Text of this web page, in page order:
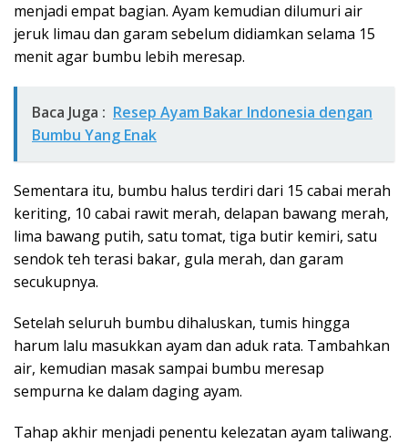
menjadi empat bagian. Ayam kemudian dilumuri air
jeruk limau dan garam sebelum didiamkan selama 15
menit agar bumbu lebih meresap.
Baca Juga : Resep Ayam Bakar Indonesia dengan
Bumbu Yang Enak
Sementara itu, bumbu halus terdiri dari 15 cabai merah
keriting, 10 cabai rawit merah, delapan bawang merah,
lima bawang putih, satu tomat, tiga butir kemiri, satu
sendok teh terasi bakar, gula merah, dan garam
secukupnya.
Setelah seluruh bumbu dihaluskan, tumis hingga
harum lalu masukkan ayam dan aduk rata. Tambahkan
air, kemudian masak sampai bumbu meresap
sempurna ke dalam daging ayam.
Tahap akhir menjadi penentu kelezatan ayam taliwang.